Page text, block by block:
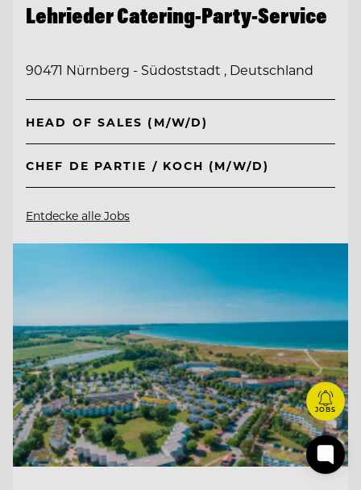
Lehrieder Catering-Party-Service
90471 Nürnberg - Südoststadt , Deutschland
HEAD OF SALES (M/W/D)
CHEF DE PARTIE / KOCH (M/W/D)
Entdecke alle Jobs
JOBS